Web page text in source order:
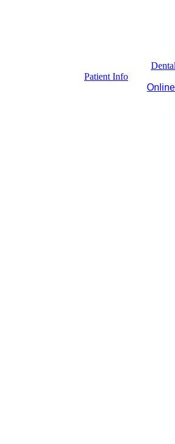
Patient Info